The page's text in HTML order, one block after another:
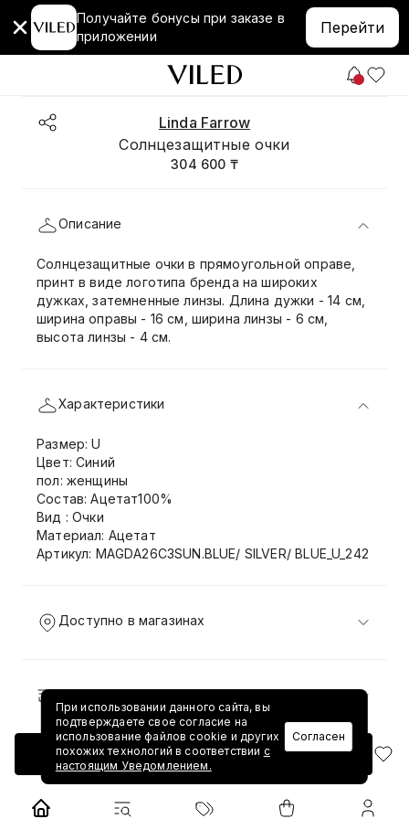
Получайте бонусы при заказе в
приложении
Перейти
Linda Farrow
Солнцезащитные очки
304 600 ₸
Добавить в корзину
Описание
Солнцезащитные очки в прямоугольной оправе,
принт в виде логотипа бренда на широких
дужках, затемненные линзы. Длина дужки - 14 см,
ширина оправы - 16 см, ширина линзы - 6 см,
высота линзы - 4 см.
Характеристики
Размер: U
Цвет: Синий
пол: женщины
Состав: Ацетат100%
Вид : Очки
Материал: Ацетат
Артикул: MAGDA26C3SUN.BLUE/ SILVER/ BLUE_U_242
Доступно в магазинах
Доставка и возврат
При использовании данного сайта, вы
подтверждаете свое согласие на
использование файлов cookie и других
похожих технологий в соответствии с
настоящим Уведомлением.
Согласен